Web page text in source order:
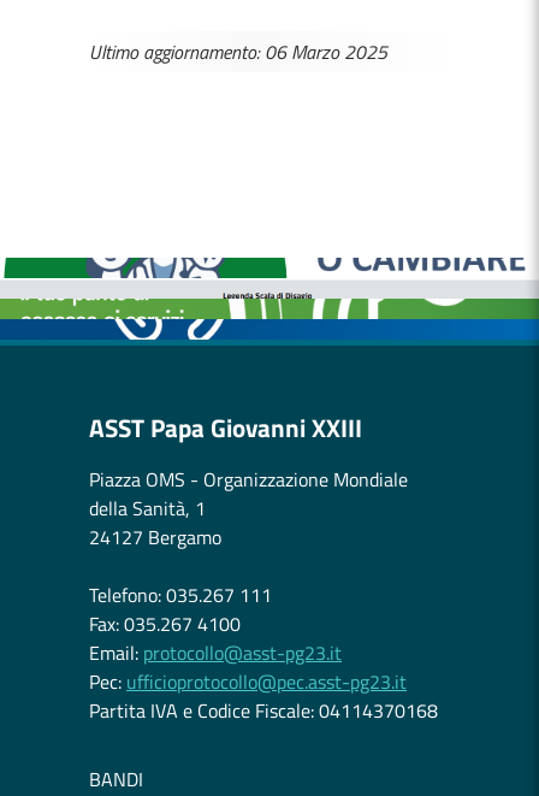
Ultimo aggiornamento: 06 Marzo 2025
BOLLETTINI DISAGIO DA CALORE
CASE DI COMUNITÀ
OSPEDALE DI COMUNITÀ
ASST Papa Giovanni XXIII
Piazza OMS - Organizzazione Mondiale
della Sanità, 1
24127 Bergamo
Telefono: 035.267 111
Fax: 035.267 4100
Email: protocollo@asst-pg23.it
Pec: ufficioprotocollo@pec.asst-pg23.it
Partita IVA e Codice Fiscale: 04114370168
BANDI